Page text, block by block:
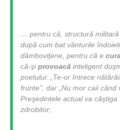
… pentru că, structură
după cum bat vânturile
dâmboviţene, pentru că e
că-şiprovoacă inteligent
poetului: „Te-or întrece
frunte”, dar „Nu mor caii când
Preşedintele actual va
zdrobitor;